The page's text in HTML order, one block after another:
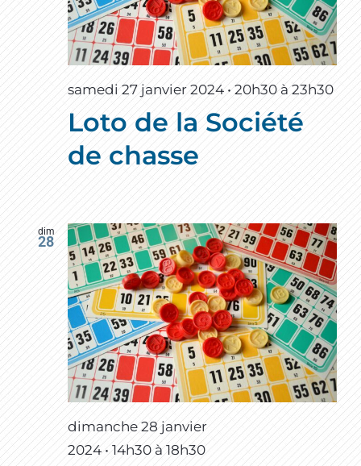
samedi 27 janvier 2024 • 20h30 à 23h30
Loto de la Société
de chasse
dim
28
dimanche 28 janvier
2024 • 14h30 à 18h30